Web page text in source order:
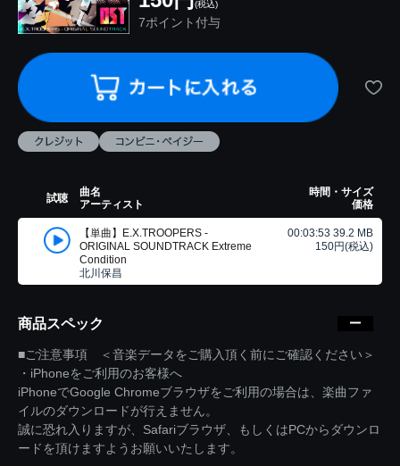
(税込)
7ポイント付与
試聴
曲名
アーティスト
時間・サイズ
価格
【単曲】E.X.TROOPERS -
ORIGINAL SOUNDTRACK Extreme
Condition
北川保昌
00:03:53 39.2 MB
150円(税込)
商品スペック
■ご注意事項 ＜音楽データをご購入頂く前にご確認ください＞
・iPhoneをご利用のお客様へ
iPhoneでGoogle Chromeブラウザをご利用の場合は、楽曲ファ
イルのダウンロードが行えません。
誠に恐れ入りますが、Safariブラウザ、もしくはPCからダウンロ
ードを頂けますようお願いいたします。